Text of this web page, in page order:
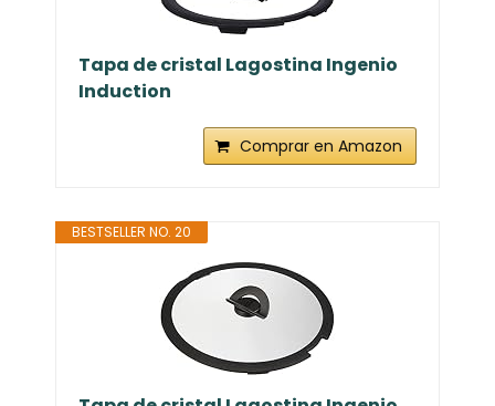
Tapa de cristal Lagostina Ingenio
Induction
Comprar en Amazon
BESTSELLER NO. 20